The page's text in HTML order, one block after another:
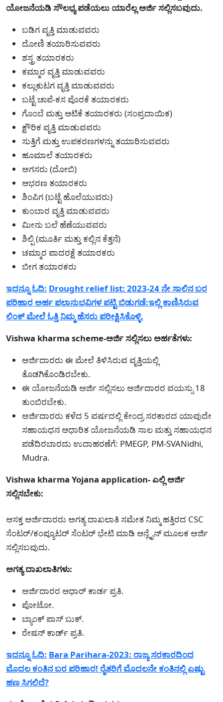
ಯೋಜನೆಯಡಿ ಸೌಲಭ್ಯ ಪಡೆಯಲು ಯಾರೆಲ್ಲ ಅರ್ಜಿ ಸಲ್ಲಿಸಬವುದು.
ಬಡಿಗ ವೃತ್ತಿ ಮಾಡುವವರು
ದೋಣಿ ತಯಾರಿಸುವವರು
ಶಸ್ತ್ರ ತಯಾರಕರು
ಕಮ್ಮಾರ ವೃತ್ತಿ ಮಾಡುವವರು
ಕಲ್ಲುಕುಟಗ ವೃತ್ತಿ ಮಾಡುವವರು
ಬಟ್ಟೆ ಚಾಪೆ-ಕಸ ಪೊರಕೆ ತಯಾರಕರು
ಗೊಂಬೆ ಮತ್ತು ಆಟಿಕೆ ತಯಾರಕರು (ಸಂಪ್ರದಾಯಿಕ)
ಕ್ಷೌರಿಕ ವೃತ್ತಿ ಮಾಡುವವರು
ಸುತ್ತಿಗೆ ಮತ್ತು ಉಪಕರಣಗಳನ್ನು ತಯಾರಿಸುವವರು
ಹೂಮಾಲೆ ತಯಾರಕರು
ಅಗಸರು (ದೋಬಿ)
ಆಭರಣ ತಯಾರಕರು
ಶಿಂಪಿಗ (ಬಟ್ಟೆ ಹೊಲೆಯುವರು)
ಕುಂಬಾರ ವೃತ್ತಿ ಮಾಡುವವರು
ಮೀನು ಬಲೆ ಹೆಣೆಯುವವರು
ಶಿಲ್ಪಿ (ಮೂರ್ತಿ ಮತ್ತು ಕಲ್ಲಿನ ಕೆತ್ತನೆ)
ಚಮ್ಮಾರ ಪಾದರಕ್ಷೆ ತಯಾರಕರು
ಬೀಗ ತಯಾರಕರು
ಇದನ್ನೂ ಓದಿ: Drought relief list: 2023-24 ನೇ ಸಾಲಿನ ಬರ
ಪರಿಹಾರ ಅರ್ಹ ಫಲಾನುಭವಿಗಳ ಪಟ್ಟಿ ಬಿಡುಗಡೆ:ಇಲ್ಲಿ ಕಾಣಿಸಿರುವ
ಲಿಂಕ್ ಮೇಲೆ ಓತ್ತಿ ನಿಮ್ಮ ಹೆಸರು ಪರೀಕ್ಷಿಸಿಕೊಳ್ಳಿ.
Vishwa kharma scheme-ಅರ್ಜಿ ಸಲ್ಲಿಸಲು ಅರ್ಹತೆಗಳು:
ಅರ್ಜಿದಾರರು ಈ ಮೇಲೆ ತಿಳಿಸಿರುವ ವೃತ್ತಿಯಲ್ಲಿ
ತೊಡಗಿಕೊಂಡಿರಬೇಕು.
ಈ ಯೋಜನೆಯಡಿ ಅರ್ಜಿ ಸಲ್ಲಿಸಲು ಅರ್ಜಿದಾರರ ವಯಸ್ಸು 18
ತುಂಬಿರಬೇಕು.
ಅರ್ಜಿದಾರರು ಕಳೆದ 5 ವರ್ಷದಲ್ಲಿ ಕೇಂದ್ರ ಸರಕಾರದ ಯಾವುದೇ
ಸಹಾಯಧನ ಆಧಾರಿತ ಯೋಜನೆಯಡಿ ಸಾಲ ಮತ್ತು ಸಹಾಯಧನ
ಪಡೆದಿರಬಾರದು ಉದಾಹರಣೆಗೆ: PMEGP, PM-SVANidhi,
Mudra.
Vishwa kharma Yojana application- ಎಲ್ಲಿ ಅರ್ಜಿ
ಸಲ್ಲಿಸಬೇಕು:
ಆಸಕ್ತ ಅರ್ಜಿದಾರರು ಅಗತ್ಯ ದಾಖಲಾತಿ ಸಮೇತ ನಿಮ್ಮ ಹತ್ತಿರದ CSC
ಸೆಂಟರ್/ಕಂಪ್ಯೂಟರ್ ಸೆಂಟರ್ ಭೇಟಿ ಮಾಡಿ ಆನ್ಲೈನ್ ಮೂಲಕ ಅರ್ಜಿ
ಸಲ್ಲಿಸಬವುದು.
ಅಗತ್ಯ ದಾಖಲಾತಿಗಳು:
ಅರ್ಜಿದಾರರ ಆಧಾರ್ ಕಾರ್ಡ ಪ್ರತಿ.
ಪೋಟೋ.
ಬ್ಯಾಂಕ್ ಪಾಸ್ ಬುಕ್.
ರೇಷನ್ ಕಾರ್ಡ್ ಪ್ರತಿ.
ಇದನ್ನೂ ಓದಿ: Bara Parihara-2023: ರಾಜ್ಯ ಸರಕಾರದಿಂದ
ಮೊದಲ ಕಂತಿನ ಬರ ಪರಿಹಾರ! ರೈತರಿಗೆ ಮೊದಲನೇ ಕಂತಿನಲ್ಲಿ ಎಷ್ಟು
ಹಣ ಸಿಗಲಿದೆ?